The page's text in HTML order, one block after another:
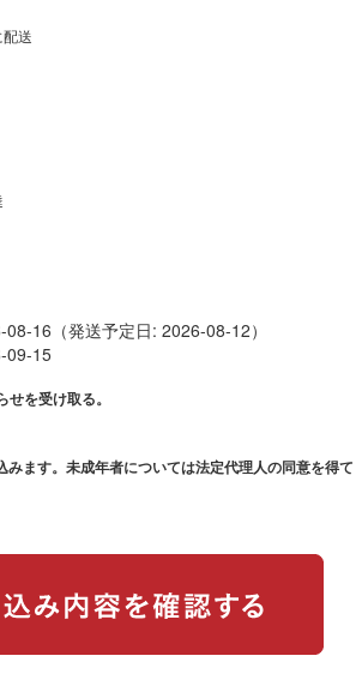
配送
16（発送予定日: 2026-08-12）
09-15
を受け取る。
ます。未成年者については法定代理人の同意を得て